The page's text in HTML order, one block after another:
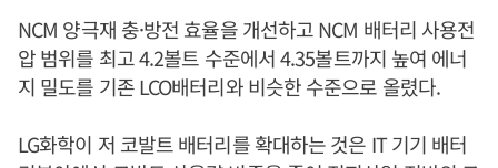
NCM 양극재 충·방전 효율을 개선하고 NCM 배터리 사용전
압 범위를 최고 4.2볼트 수준에서 4.35볼트까지 높여 에너
지 밀도를 기존 LCO배터리와 비슷한 수준으로 올렸다.
LG화학이 저 코발트 배터리를 확대하는 것은 IT 기기 배터